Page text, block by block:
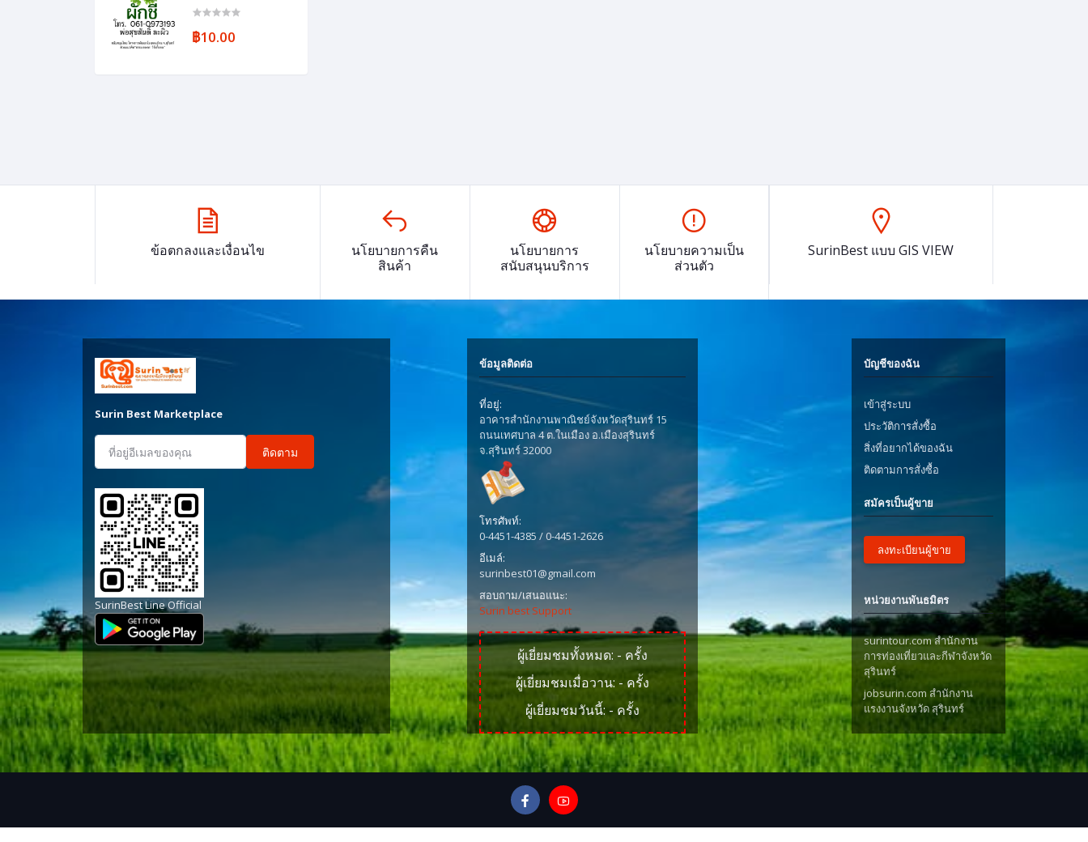
฿10.00
ข้อตกลงและเงื่อนไข
นโยบายการคืน
สินค้า
นโยบายการ
สนับสนุนบริการ
นโยบายความเป็น
ส่วนตัว
SurinBest แบบ GIS VIEW
Surin Best Marketplace
ติดตาม
SurinBest Line Official
ข้อมูลติดต่อ
ที่อยู่:
อาคารสำนักงานพาณิชย์จังหวัดสุรินทร์ 15
ถนนเทศบาล 4 ต.ในเมือง อ.เมืองสุรินทร์
จ.สุรินทร์ 32000
โทรศัพท์:
0-4451-4385 / 0-4451-2626
อีเมล์:
surinbest01@gmail.com
สอบถาม/เสนอแนะ:
Surin best Support
ผู้เยี่ยมชมทั้งหมด: - ครั้ง
ผู้เยี่ยมชมเมื่อวาน: -ครั้ง
ผู้เยี่ยมชมวันนี้: - ครั้ง
บัญชีของฉัน
เข้าสู่ระบบ
ประวัติการสั่งซื้อ
สิ่งที่อยากได้ของฉัน
ติดตามการสั่งซื้อ
สมัครเป็นผู้ขาย
ลงทะเบียนผู้ขาย
หน่วยงานพันธมิตร
surintour.com สำนักงาน
การท่องเที่ยวและกีฬาจังหวัด
สุรินทร์
jobsurin.com สำนักงาน
แรงงานจังหวัด สุรินทร์